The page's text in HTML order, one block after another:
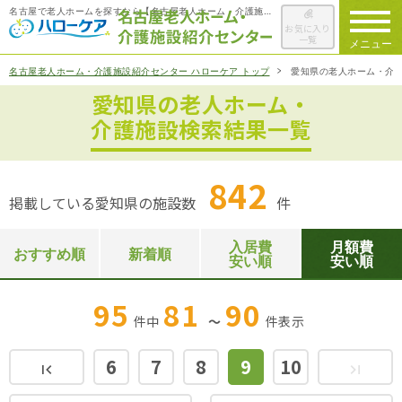
メニュー
お気に入り
一覧
ハローケアについて
老人ホームを検索する
施設選びのポイント
ご入居までの流れ
会社概要
お役立ち情報 一覧
名古屋老人ホーム・介護施設紹介センター ハローケア トップ 愛知県の老人ホーム・介
愛知県の老人ホーム・
介護施設検索結果一覧
掲載している愛知県の施設数 842 件
おすすめ順 新着順
入居費
安い順
月額費
安い順
95 件中 81 ～ 90 件表示
first_page 6 7 8 9
10
last_page